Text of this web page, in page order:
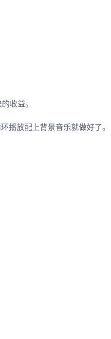
收益。
播放配上背景音乐就做好了。